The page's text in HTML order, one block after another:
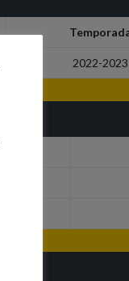
2022-2023